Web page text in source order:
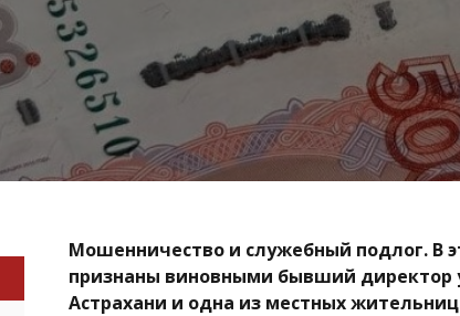
Мошенничество и служебный подлог. В
признаны виновными бывший директор
Астрахани и одна из местных